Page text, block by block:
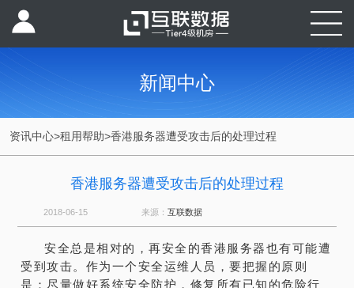
新闻中心
资讯中心>租用帮助>香港服务器遭受攻击后的处理过程
香港服务器遭受攻击后的处理过程
2018-06-15 来源： 互联数据
安全总是相对的，再安全的香港服务器也有可能遭
受到攻击。作为一个安全运维人员，要把握的原则
是：尽量做好系统安全防护，修复所有已知的危险行